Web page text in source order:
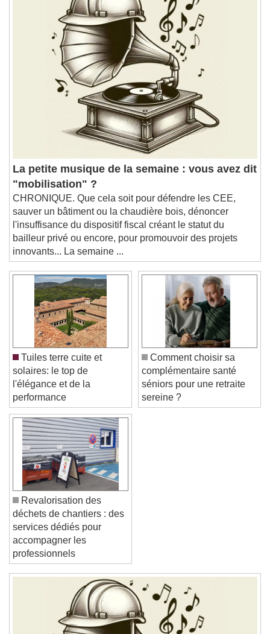
Playback Rate
Chapters
Chapters
Descriptions
descriptions off
Subtitles
subtitles settings, opens subtitles
settings dialog
subtitles off, selected
Picture-in-Picture
Fullscreen
This is a modal window.
Beginning of dialog window. Escape will cancel
and close the window.
Text
Text Background
Color
Caption Area Background
Color Opacity
Font Size
Text Edge Style
Font Family
Reset
Close Modal Dialog
End of dialog window.
La petite musique de la semaine : vous avez dit
"mobilisation" ?
CHRONIQUE. Que cela soit pour défendre les CEE,
sauver un bâtiment ou la chaudière bois, dénoncer
l'insuffisance du dispositif fiscal créant le statut du
bailleur privé ou encore, pour promouvoir des projets
innovants... La semaine ...
Tuiles terre cuite et
solaires: le top de
l'élégance et de la
performance
Comment choisir sa
complémentaire santé
séniors pour une retraite
sereine ?
Revalorisation des
déchets de chantiers : des
services dédiés pour
accompagner les
professionnels